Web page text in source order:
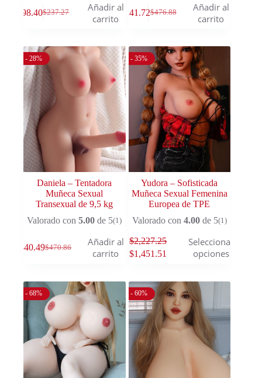
$237.27
98.40
Añadir al
carrito
$476.88
$ 241.72
Añadir al
carrito
- 28%
Daniela – Tentadora
Muñeca Sexual
Transexual de 9,5 kg
Valorado con5.00 de 5(1)
$470.86
340.49
Añadir al
carrito
- 35%
Yudora – Sofisticada
Muñeca Sexual Femenina
Europea de TPE
Valorado con 4.00de 5(1)
$2,227.25
$1,451.51
Seleccionar
opciones
- 68% - 60%